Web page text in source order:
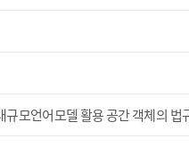
규모언어모델 활용 공간 객체의 법